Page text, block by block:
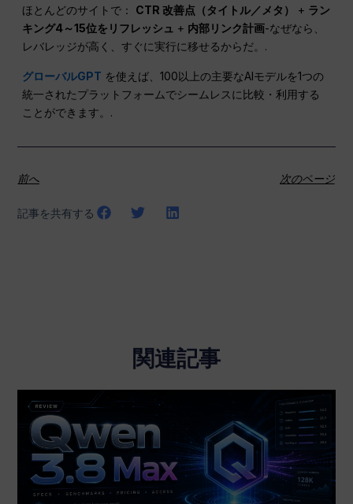
ほとんどのサイトで： CTR改善点（タイトル／メタ） + ラン
キング4～15位をリフレッシュ + 内部リンク計画-なぜなら、
レバレッジが高く、すぐに実行に移せるからだ。.
グローバルGPT を使えば、100以上の主要なAIモデルを1つの
統一されたプラットフォームでシームレスに比較・利用する
ことができます。.
前へ 次のページ
記事を共有する
関連記事